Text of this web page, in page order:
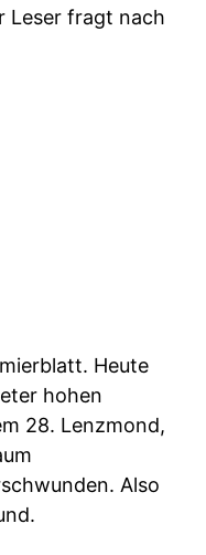
Leser fragt nach
Heute
hohen
28. Lenzmond,
Also